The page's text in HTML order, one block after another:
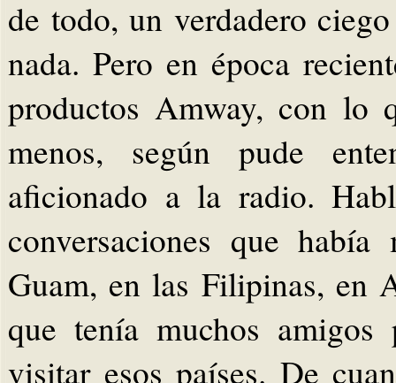
de todo, un verdadero
nada. Pero en época
productos Amway, con lo
menos, según pude
aficionado a la radio.
conversaciones que
Guam, en las Filipinas, en
que tenía muchos
visitar esos países. De